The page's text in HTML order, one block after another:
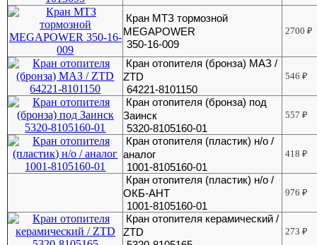
Кран МТЗ тормозной
MEGAPOWER
350-16-009
2700₽
Кран отопителя (бронза) МАЗ /
ZTD
64221-8101150
546₽
Кран отопителя (бронза) под
Заинск
5320-8105160-01
557₽
Кран отопителя (пластик) н/о /
аналог
1001-8105160-01
418₽
Кран отопителя (пластик) н/о /
ОКБ-АНТ
1001-8105160-01
976₽
Кран отопителя керамический /
ZTD
273₽